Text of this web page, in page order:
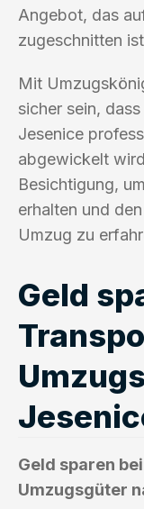
Angebot, das
zugeschnitten
Mit
sicher sein,
Jesenice
abgewickelt
Besichtigung,
erhalten und
Umzug zu
Geld
Geld sparen
Umzugsgüter